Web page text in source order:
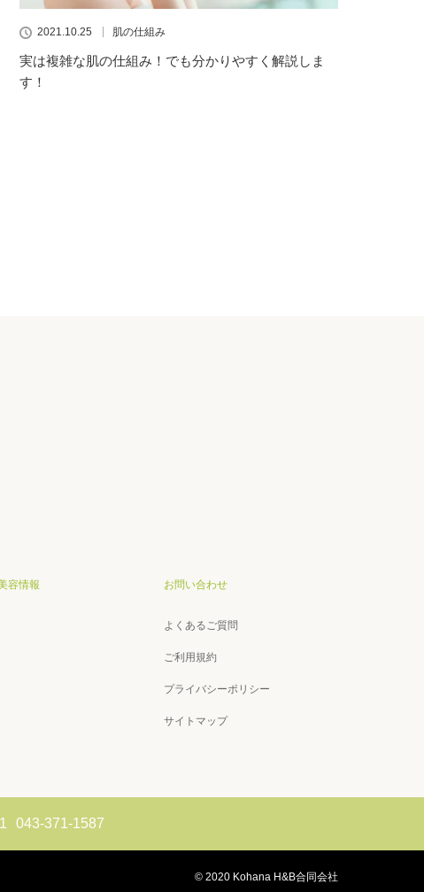
2021.10.25 肌の仕組み
実は複雑な肌の仕組み！でも分かりやすく解説しま
す！
容情報 お問い合わせ
よくあるご質問
ご利用規約
プライバシーポリシー
サイトマップ
043-371-1587
© 2020 Kohana H&B合同会社